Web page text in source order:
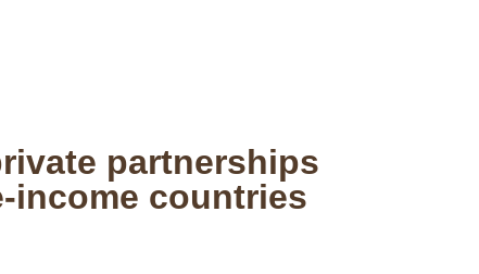
partnerships
income countries